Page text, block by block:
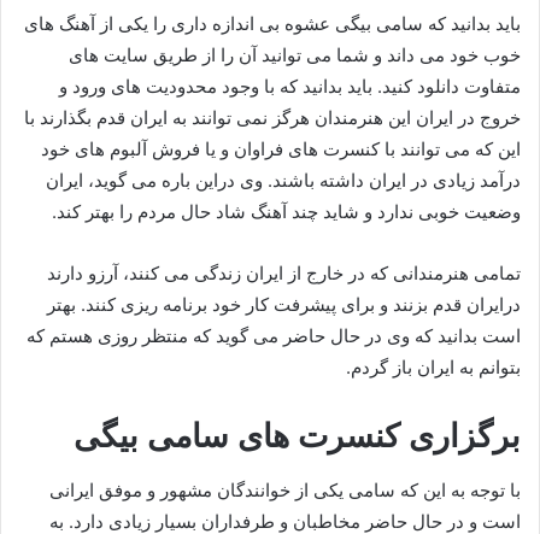
باید بدانید که سامی بیگی عشوه بی اندازه داری را یکی از آهنگ های
خوب خود می داند و شما می توانید آن را از طریق سایت های
متفاوت دانلود کنید. باید بدانید که با وجود محدودیت های ورود و
خروج در ایران این هنرمندان هرگز نمی توانند به ایران قدم بگذارند با
این که می توانند با کنسرت های فراوان و یا فروش آلبوم های خود
درآمد زیادی در ایران داشته باشند. وی دراین باره می گوید، ایران
وضعیت خوبی ندارد و شاید چند آهنگ شاد حال مردم را بهتر کند.
تمامی هنرمندانی که در خارج از ایران زندگی می کنند، آرزو دارند
درایران قدم بزنند و برای پیشرفت کار خود برنامه ریزی کنند. بهتر
است بدانید که وی در حال حاضر می گوید که منتظر روزی هستم که
بتوانم به ایران باز گردم.
برگزاری کنسرت های سامی بیگی
با توجه به این که سامی یکی از خوانندگان مشهور و موفق ایرانی
است و در حال حاضر مخاطبان و طرفداران بسیار زیادی دارد. به